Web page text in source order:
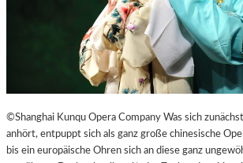
©Shanghai Kunqu Opera Company Was sich
anhört, entpuppt sich als ganz große chinesische
bis ein europäische Ohren sich an diese ganz